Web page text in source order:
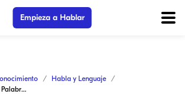
Empieza a Hablar
Habla y Lenguaje
Habla con confianza: Palabras esenciales en español para que los niños aprendan